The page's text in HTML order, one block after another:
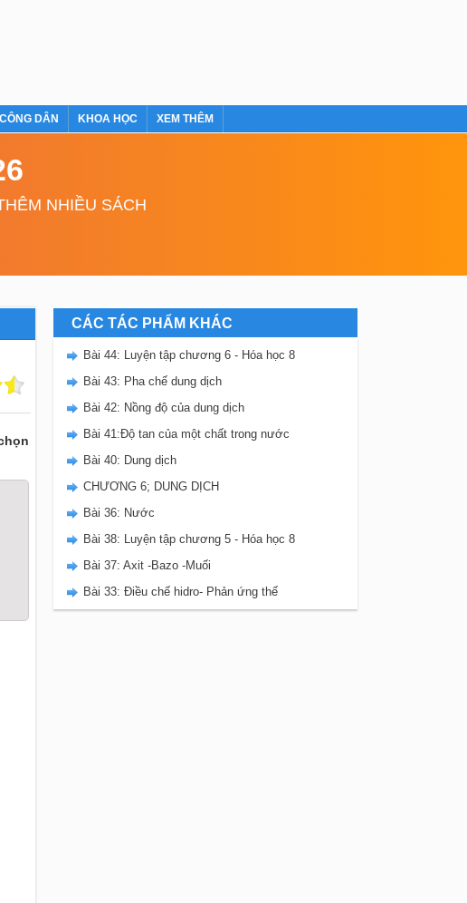
DÂN KHOA HỌC XEM THÊM
NHIỀU SÁCH
CÁC TÁC PHẨM KHÁC
Bài 44: Luyện tập chương 6 - Hóa học 8
Bài 43: Pha chế dung dịch
Bài 42: Nồng độ của dung dịch
Bài 41:Độ tan của một chất trong nước
Bài 40: Dung dịch
CHƯƠNG 6; DUNG DỊCH
Bài 36: Nước
Bài 38: Luyện tập chương 5 - Hóa học 8
Bài 37: Axit -Bazo -Muối
Bài 33: Điều chế hidro- Phản ứng thế